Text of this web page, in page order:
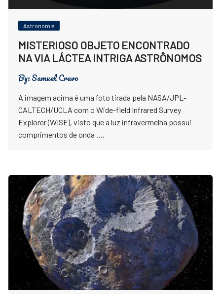
Astronomia
MISTERIOSO OBJETO ENCONTRADO
NA VIA LÁCTEA INTRIGA ASTRÔNOMOS
By:Samuel Cravo
A imagem acima é uma foto tirada pela NASA/JPL-
CALTECH/UCLA com o Wide-field Infrared Survey
Explorer (WISE), visto que a luz infravermelha possui
comprimentos de onda ….